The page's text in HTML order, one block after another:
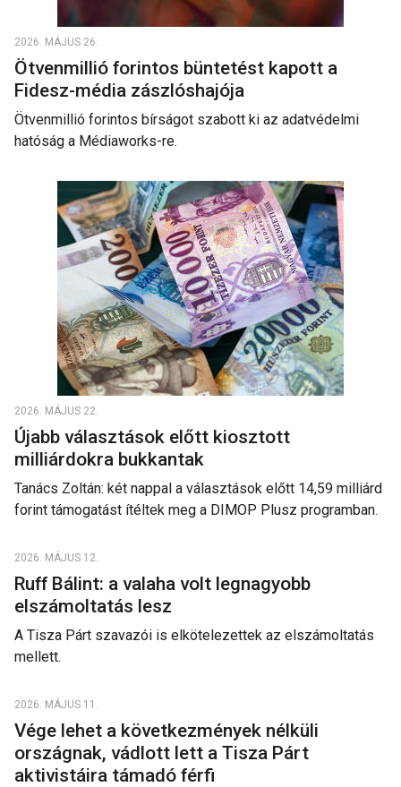
2026. MÁJUS 26.
Ötvenmillió forintos büntetést kapott a
Fidesz-média zászlóshajója
Ötvenmillió forintos bírságot szabott ki az adatvédelmi
hatóság a Médiaworks-re.
2026. MÁJUS 22.
Újabb választások előtt kiosztott
milliárdokra bukkantak
Tanács Zoltán: két nappal a választások előtt 14,59 milliárd
forint támogatást ítéltek meg a DIMOP Plusz programban.
2026. MÁJUS 12.
Ruff Bálint: a valaha volt legnagyobb
elszámoltatás lesz
A Tisza Párt szavazói is elkötelezettek az elszámoltatás
mellett.
2026. MÁJUS 11.
Vége lehet a következmények nélküli
országnak, vádlott lett a Tisza Párt
aktivistáira támadó férfi